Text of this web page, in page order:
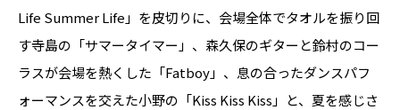
Life Summer Life」を皮切りに、会場全体でタオルを振り回
す寺島の「サマータイマー」、森久保のギターと鈴村のコー
ラスが会場を熱くした「Fatboy」、息の合ったダンスパフ
ォーマンスを交えた小野の「Kiss Kiss Kiss」と、夏を感じさ